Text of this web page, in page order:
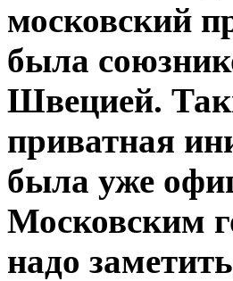
московский
была
Швецией.
приватная
была уже
Московским
надо